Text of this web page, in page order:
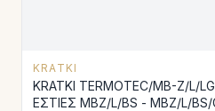
KRATKI
KRATKI TERMOTEC/MB-Z/L/
ΕΣΤΙΕΣ MBZ/L/BS - MBZ/L/BS/